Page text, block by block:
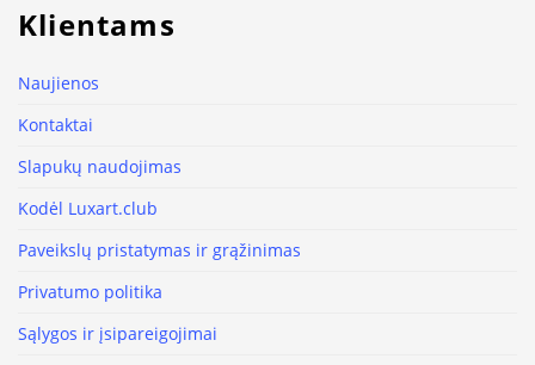
Klientams
Naujienos
Kontaktai
Slapukų naudojimas
Kodėl Luxart.club
Paveikslų pristatymas ir grąžinimas
Privatumo politika
Sąlygos ir įsipareigojimai